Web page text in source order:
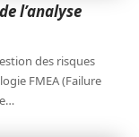
l’analyse
des risques
FMEA (Failure
…